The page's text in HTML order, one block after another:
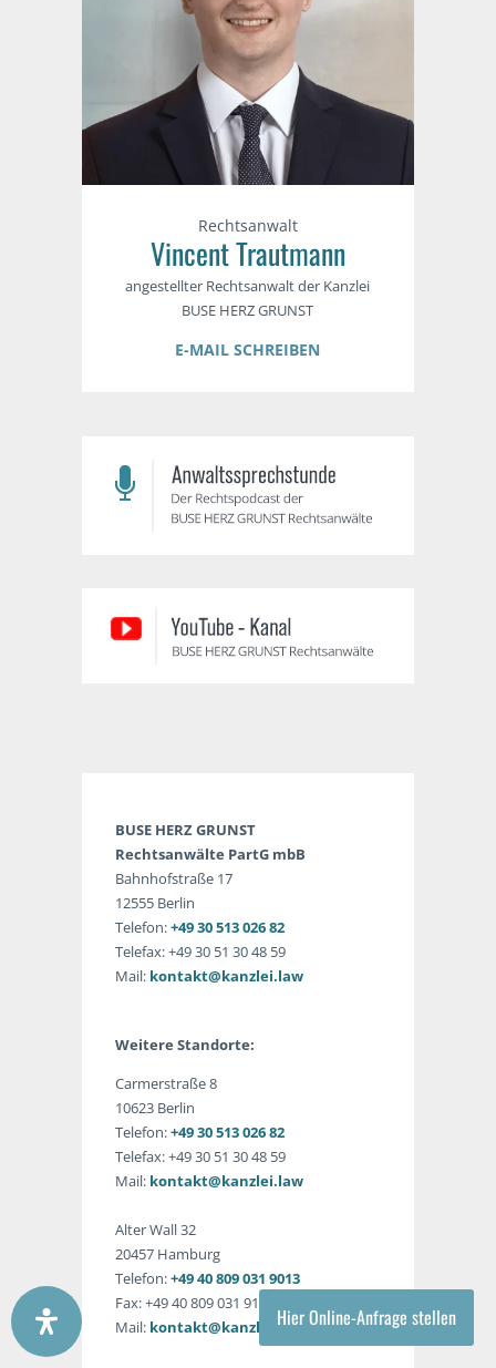
Hier Online-Anfrage stellen
Rechtsanwalt
Vincent Trautmann
angestellter Rechtsanwalt der Kanzlei
BUSE HERZ GRUNST
E-MAIL SCHREIBEN
BUSE HERZ GRUNST
Rechtsanwälte PartG mbB
Bahnhofstraße 17
12555 Berlin
Telefon:+49 30 513 026 82
Telefax: +49 30 51 30 48 59
Mail: kontakt@kanzlei.law
Weitere Standorte:
Carmerstraße 8
10623 Berlin
Telefon:+49 30 513 026 82
Telefax: +49 30 51 30 48 59
Mail: kontakt@kanzlei.law
Alter Wall 32
20457 Hamburg
Telefon:+49 40 809 031 9013
Fax: +49 40 809 031 9150
Mail: kontakt@kanzlei.law